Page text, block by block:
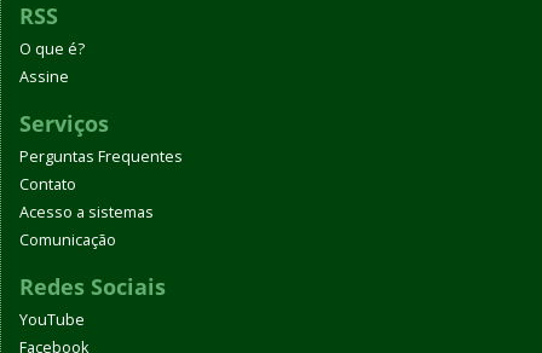
RSS
O que é?
Assine
Serviços
Perguntas Frequentes
Contato
Acesso a sistemas
Comunicação
Redes Sociais
YouTube
Facebook